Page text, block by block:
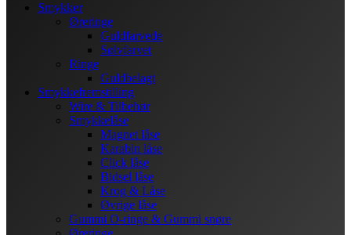
Smykker
Øreringe
Guldfarvede
Sølvfarvet
Ringe
Guldbelagt
Smykkefremstilling
Wire & Tilbehør
Smykkelåse
Magnet låse
Karabin låse
Click låse
Bidsel låse
Krog & Låse
Øvrige låse
Gummi O-ringe & Gummi snøre